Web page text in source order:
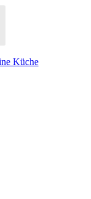
Küche